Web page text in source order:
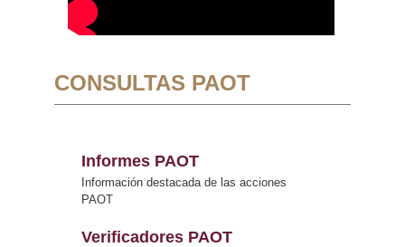
CONSULTAS PAOT
Informes PAOT
Información destacada de las acciones
PAOT
Verificadores PAOT